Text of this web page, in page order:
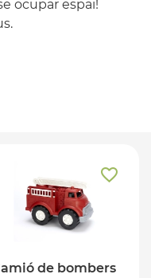
ocupar espai!
de bombers